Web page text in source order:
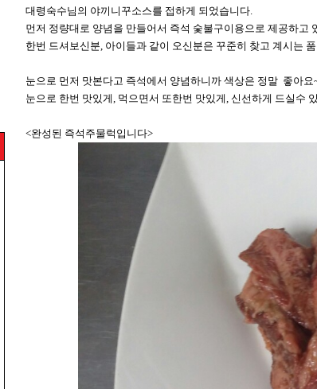
대령숙수님의 야끼니꾸소스를 접하게 되었습니다.
먼저 정량대로 양념을 만들어서 즉석 숯불구이용으로 제공하고
한번 드셔보신분, 아이들과 같이 오신분은 꾸준히 찾고 계시는
눈으로 먼저 맛본다고 즉석에서 양념하니까 색상은 정말 좋아요
눈으로 한번 맛있게, 먹으면서 또한번 맛있게, 신선하게 드실수
<완성된 즉석주물럭입니다>